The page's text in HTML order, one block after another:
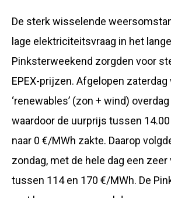
De sterk wisselende
lage elektriciteitsvraag in het lange
Pinksterweekend zorgden voor
EPEX-prijzen. Afgelopen zaterdag
‘renewables’ (zon + wind)
waardoor de uurprijs tussen
naar 0 €/MWh zakte. Daarop
zondag, met de hele dag een
tussen 114 en 170 €/MWh. De